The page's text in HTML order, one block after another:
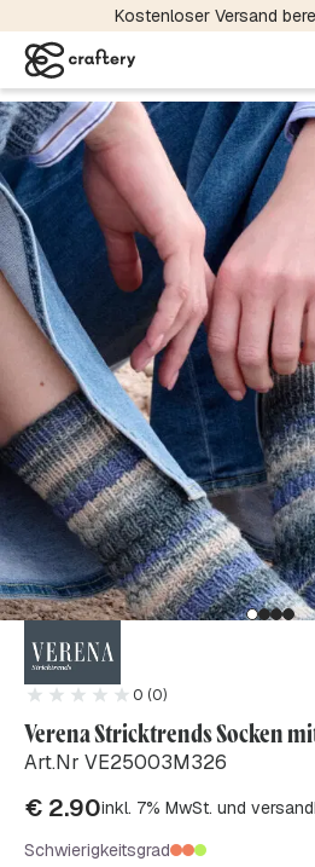
Kostenloser Versand
0 (0)
Verena Stricktrends Socken
Art.Nr VE25003M326
€ 2.90inkl. 7% MwSt. und
Schwierigkeitsgrad